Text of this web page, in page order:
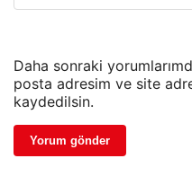
Daha sonraki
posta adresim ve site
kaydedilsin.